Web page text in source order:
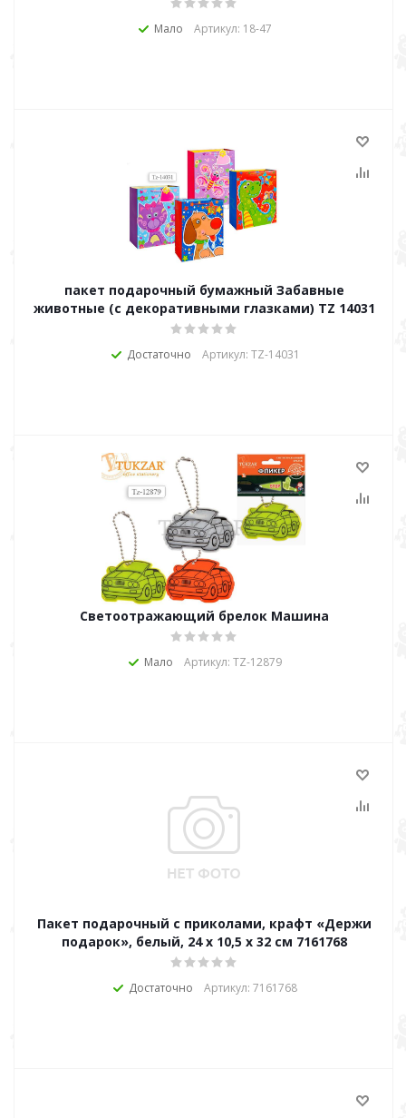
Мало Артикул: 18-47
пакет подарочный бумажный Забавные
животные (с декоративными глазками) TZ 14031
Достаточно Артикул: TZ-14031
Светоотражающий брелок Машина
Мало Артикул: TZ-12879
Пакет подарочный с приколами, крафт «Держи
подарок», белый, 24 х 10,5 х 32 см 7161768
Достаточно Артикул: 7161768